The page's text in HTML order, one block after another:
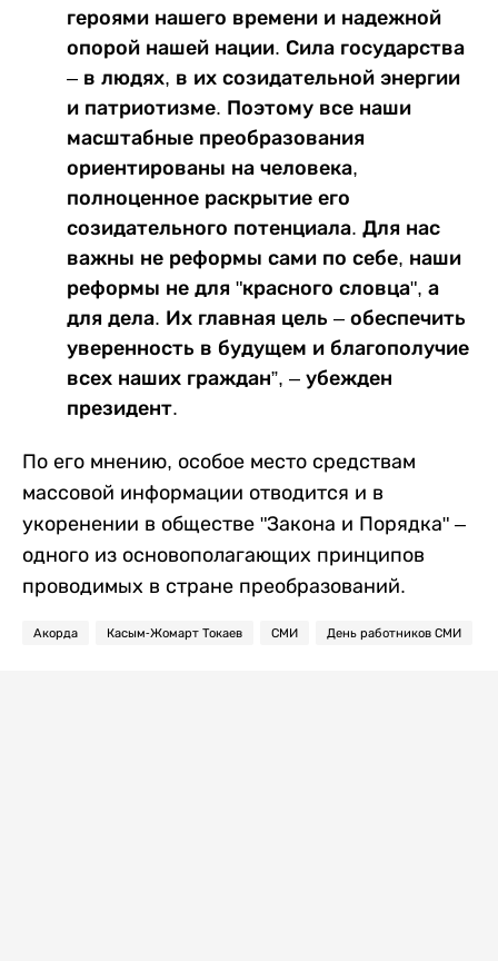
героями нашего времени и надежной
опорой нашей нации. Сила государства
– в людях, в их созидательной энергии
и патриотизме. Поэтому все наши
масштабные преобразования
ориентированы на человека,
полноценное раскрытие его
созидательного потенциала. Для нас
важны не реформы сами по себе, наши
реформы не для "красного словца", а
для дела. Их главная цель – обеспечить
уверенность в будущем и благополучие
всех наших граждан”, – убежден
президент.
По его мнению, особое место средствам
массовой информации отводится и в
укоренении в обществе "Закона и Порядка" –
одного из основополагающих принципов
проводимых в стране преобразований.
Акорда Касым-Жомарт Токаев СМИ День работников СМИ